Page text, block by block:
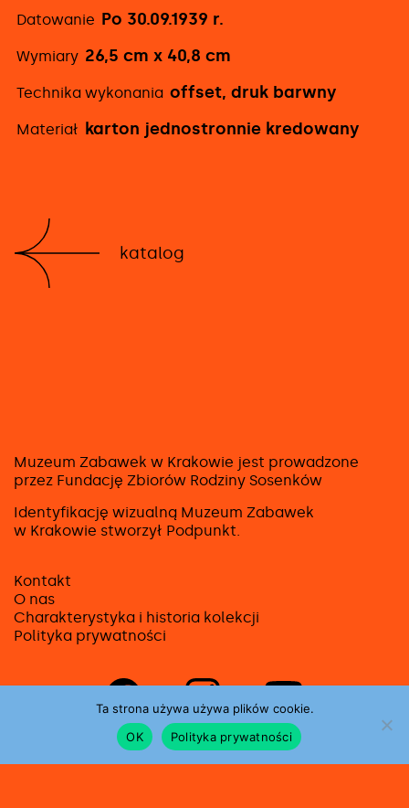
Datowanie Po 30.09.1939 r.
Wymiary 26,5 cm x 40,8 cm
Technika wykonania offset, druk barwny
Materiał karton jednostronnie kredowany
katalog
Muzeum Zabawek w Krakowie jest prowadzone
przez Fundację Zbiorów Rodziny Sosenków
Identyfikację wizualną Muzeum Zabawek
w Krakowie stworzył Podpunkt
Kontakt
O nas
Charakterystyka i historia kolekcji
Polityka prywatności
Strona
na
facebooku
Strona
na
instagramie
Strona
na
youtube
Dofinansowano ze środków Ministerstwa
Kultury, Dziedzictwa Narodowego i Sportu
Ta strona używa używa plików cookie.
OK
Polityka prywatności